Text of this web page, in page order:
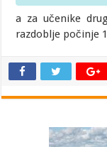
a za učenike
razdoblje počinje